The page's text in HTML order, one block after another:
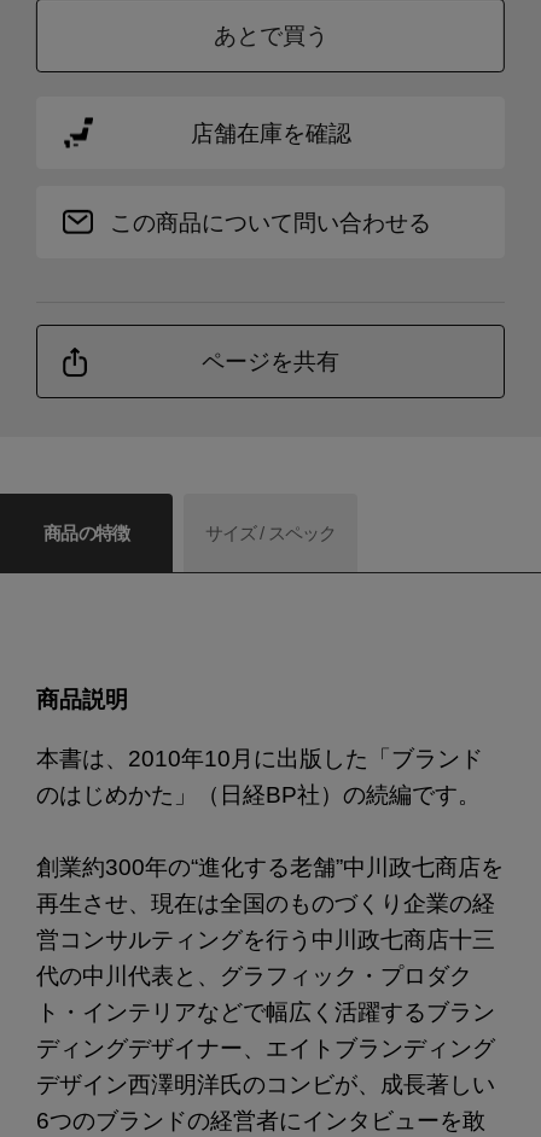
あとで買う
店舗在庫を確認
この商品について問い合わせる
ページを共有
商品の特徴 サイズ / スペック
商品説明
本書は、2010年10月に出版した「ブランド
のはじめかた」（日経BP社）の続編です。
創業約300年の“進化する老舗”中川政七商店を
再生させ、現在は全国のものづくり企業の経
営コンサルティングを行う中川政七商店十三
代の中川代表と、グラフィック・プロダク
ト・インテリアなどで幅広く活躍するブラン
ディングデザイナー、エイトブランディング
デザイン西澤明洋氏のコンビが、成長著しい
6つのブランドの経営者にインタビューを敢